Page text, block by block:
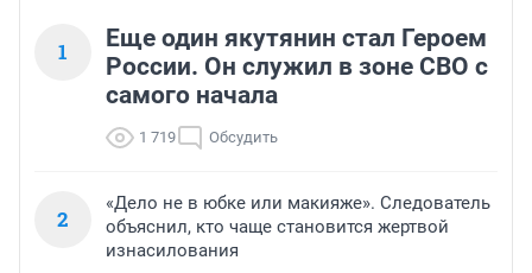
1
Еще один якутянин стал Героем
России. Он служил в зоне СВО с
самого начала
1 719 Обсудить
2
«Дело не в юбке или макияже». Следователь
объяснил, кто чаще становится жертвой
изнасилования